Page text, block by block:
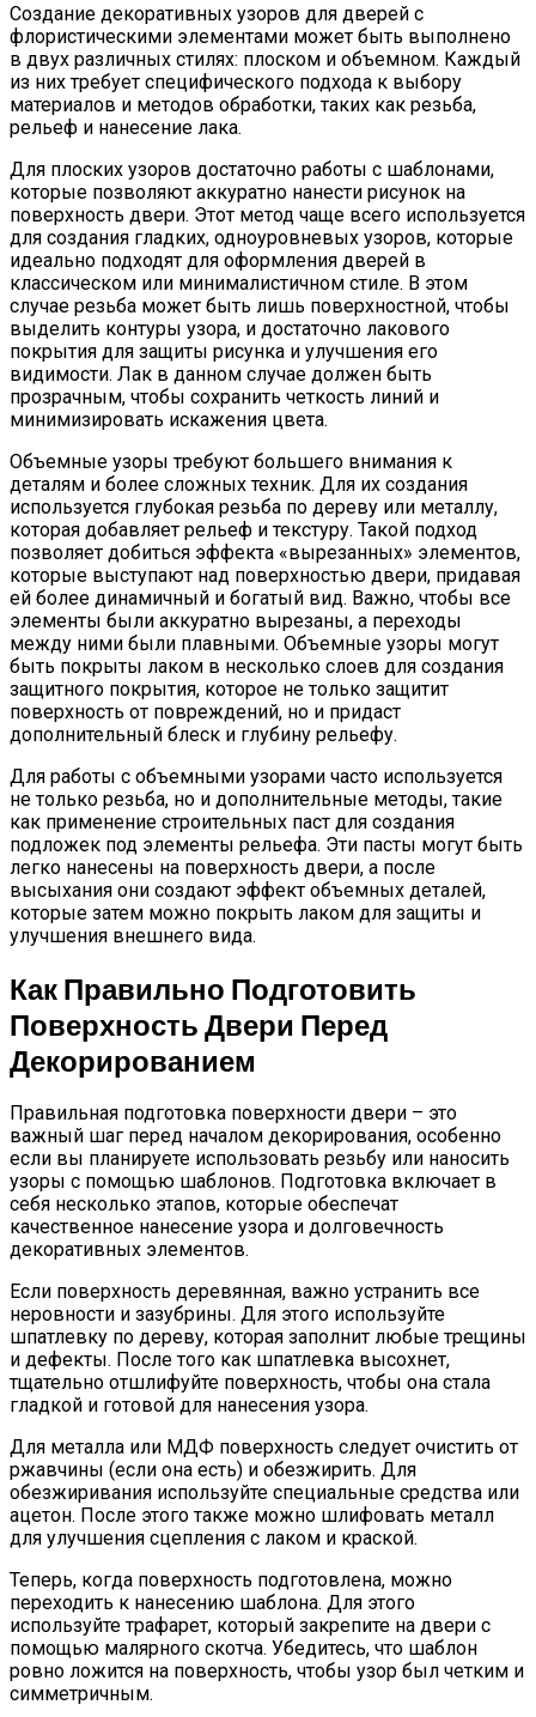
Создание декоративных узоров для дверей с
флористическими элементами может быть выполнено
в двух различных стилях: плоском и объемном. Каждый
из них требует специфического подхода к выбору
материалов и методов обработки, таких как резьба,
рельеф и нанесение лака.
Для плоских узоров достаточно работы с шаблонами,
которые позволяют аккуратно нанести рисунок на
поверхность двери. Этот метод чаще всего используется
для создания гладких, одноуровневых узоров, которые
идеально подходят для оформления дверей в
классическом или минималистичном стиле. В этом
случае резьба может быть лишь поверхностной, чтобы
выделить контуры узора, и достаточно лакового
покрытия для защиты рисунка и улучшения его
видимости. Лак в данном случае должен быть
прозрачным, чтобы сохранить четкость линий и
минимизировать искажения цвета.
Объемные узоры требуют большего внимания к
деталям и более сложных техник. Для их создания
используется глубокая резьба по дереву или металлу,
которая добавляет рельеф и текстуру. Такой подход
позволяет добиться эффекта «вырезанных» элементов,
которые выступают над поверхностью двери, придавая
ей более динамичный и богатый вид. Важно, чтобы все
элементы были аккуратно вырезаны, а переходы
между ними были плавными. Объемные узоры могут
быть покрыты лаком в несколько слоев для создания
защитного покрытия, которое не только защитит
поверхность от повреждений, но и придаст
дополнительный блеск и глубину рельефу.
Для работы с объемными узорами часто используется
не только резьба, но и дополнительные методы, такие
как применение строительных паст для создания
подложек под элементы рельефа. Эти пасты могут быть
легко нанесены на поверхность двери, а после
высыхания они создают эффект объемных деталей,
которые затем можно покрыть лаком для защиты и
улучшения внешнего вида.
Как Правильно Подготовить
Поверхность Двери Перед
Декорированием
Правильная подготовка поверхности двери – это
важный шаг перед началом декорирования, особенно
если вы планируете использовать резьбу или наносить
узоры с помощью шаблонов. Подготовка включает в
себя несколько этапов, которые обеспечат
качественное нанесение узора и долговечность
декоративных элементов.
Если поверхность деревянная, важно устранить все
неровности и зазубрины. Для этого используйте
шпатлевку по дереву, которая заполнит любые трещины
и дефекты. После того как шпатлевка высохнет,
тщательно отшлифуйте поверхность, чтобы она стала
гладкой и готовой для нанесения узора.
Для металла или МДФ поверхность следует очистить от
ржавчины (если она есть) и обезжирить. Для
обезжиривания используйте специальные средства или
ацетон. После этого также можно шлифовать металл
для улучшения сцепления с лаком и краской.
Теперь, когда поверхность подготовлена, можно
переходить к нанесению шаблона. Для этого
используйте трафарет, который закрепите на двери с
помощью малярного скотча. Убедитесь, что шаблон
ровно ложится на поверхность, чтобы узор был четким и
симметричным.